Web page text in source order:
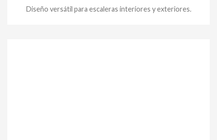
Diseño versátil para escaleras interiores y exteriores.